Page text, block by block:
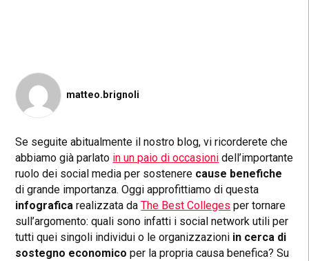
matteo.brignoli
Se seguite abitualmente il nostro blog, vi ricorderete che
abbiamo già parlato in un paio di occasioni dell’importante
ruolo dei social media per sostenere cause benefiche
di grande importanza. Oggi approfittiamo di questa
infografica realizzata daThe Best Colleges per tornare
sull’argomento: quali sono infatti i social network utili per
tutti quei singoli individui o le organizzazioni in cerca di
sostegno economico per la propria causa benefica? Su